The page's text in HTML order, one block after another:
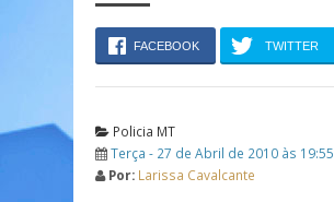
FACEBOOK TWITTER
Policia MT
Terça - 27 de Abril de 2010 às 19:55
Por: Larissa Cavalcante